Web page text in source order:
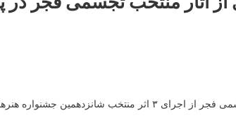
پیلانو: دبیرکل شانزدهمین جشنواره هنرهای تجسمی فجر از